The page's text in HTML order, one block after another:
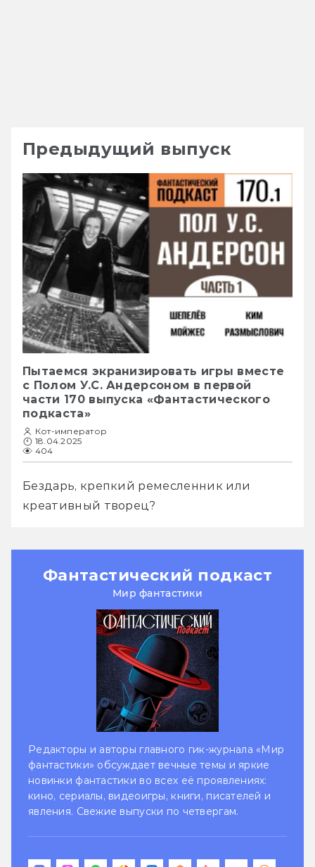
Предыдущий выпуск
Пытаемся экранизировать игры вместе
с Полом У.С. Андерсоном в первой
части 170 выпуска «Фантастического
подкаста»
Кот-император
18.04.2025
404
Бездарь, крепкий ремесленник или
креативный творец?
Фантастический подкаст
Мир фантастики
Редакторы и авторы главного гик-журнала «Мир
фантастики» обсуждает вечные темы и яркие
новинки фантастики во всех её проявлениях:
кино, сериалы, видеоигры, книги, писателей и
явления. Свежие выпуски по четвергам.